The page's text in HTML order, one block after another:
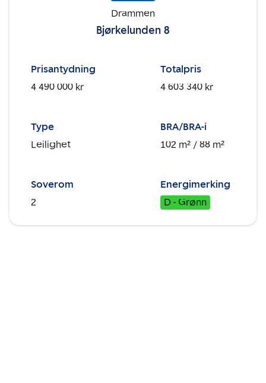
Drammen
Bjørkelunden 8
Prisantydning
4 490 000 kr
Totalpris
4 603 340 kr
Type
Leilighet
BRA/BRA-i
102 m² / 88 m²
Soverom
2
Energimerking
D - Grønn